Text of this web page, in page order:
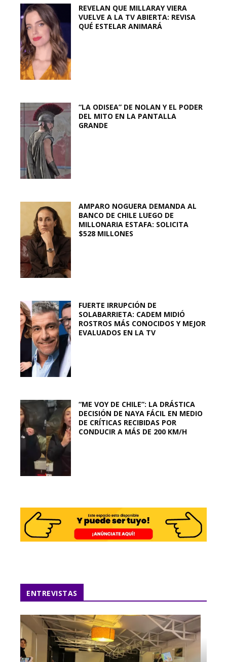
REVELAN QUE MILLARAY VIERA
VUELVE A LA TV ABIERTA: REVISA
QUÉ ESTELAR ANIMARÁ
“LA ODISEA” DE NOLAN Y EL PODER
DEL MITO EN LA PANTALLA
GRANDE
AMPARO NOGUERA DEMANDA AL
BANCO DE CHILE LUEGO DE
MILLONARIA ESTAFA: SOLICITA
$528 MILLONES
FUERTE IRRUPCIÓN DE
SOLABARRIETA: CADEM MIDIÓ
ROSTROS MÁS CONOCIDOS Y MEJOR
EVALUADOS EN LA TV
“ME VOY DE CHILE”: LA DRÁSTICA
DECISIÓN DE NAYA FÁCIL EN MEDIO
DE CRÍTICAS RECIBIDAS POR
CONDUCIR A MÁS DE 200 KM/H
ENTREVISTAS